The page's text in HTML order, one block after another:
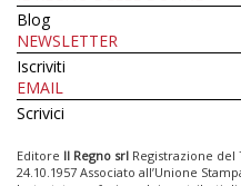
Blog
NEWSLETTER
Iscriviti
EMAIL
Scrivici
Editore Il Regno srl Registrazione del
24.10.1957 Associato all’Unione